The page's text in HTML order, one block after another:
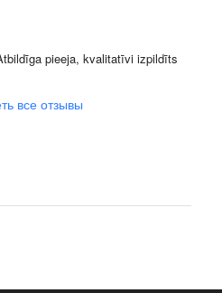
pieeja, kvalitatīvi izpildīts
все отзывы